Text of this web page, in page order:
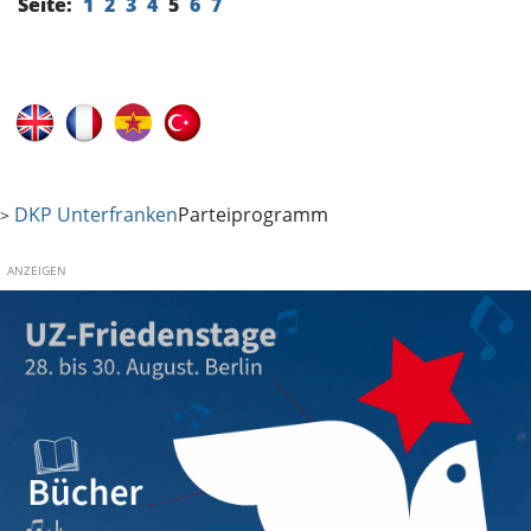
> DKP UnterfrankenParteiprogramm
ANZEIGEN